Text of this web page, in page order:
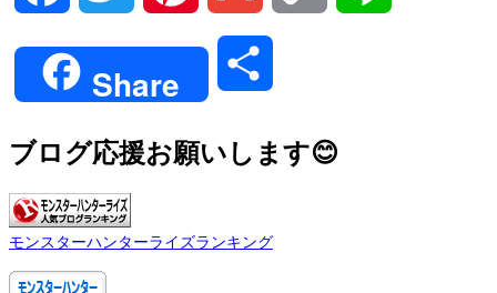
Share
ブログ応援お願いします😊
モンスターハンターライズランキング